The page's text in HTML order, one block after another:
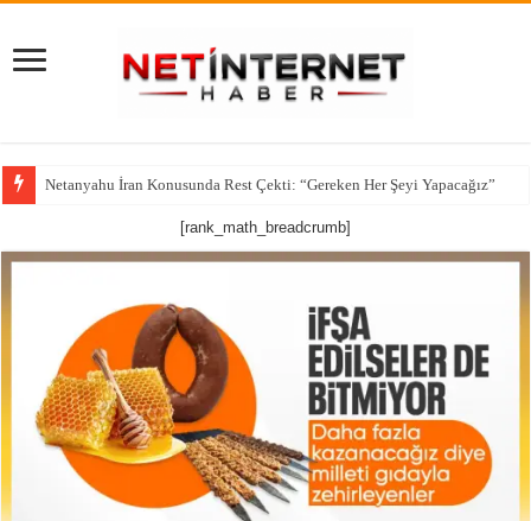
Netanyahu İran Konusunda Rest Çekti: “Gereken Her Şeyi Yapacağız”
[rank_math_breadcrumb]